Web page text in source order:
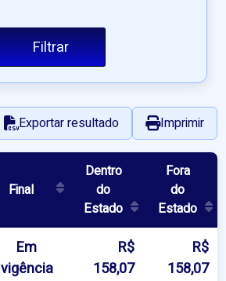
Filtrar
Exportar resultado Imprimir
Final
Dentro
do
Estado
Fora
do
Estado
Em
vigência
R$
158,07
R$
158,07